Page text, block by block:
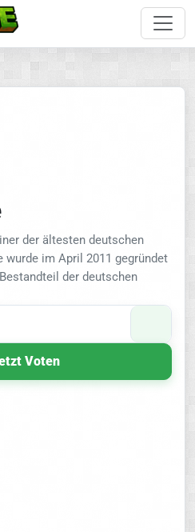
der ältesten deutschen
wurde im April 2011 gegründet
der deutschen
Voten